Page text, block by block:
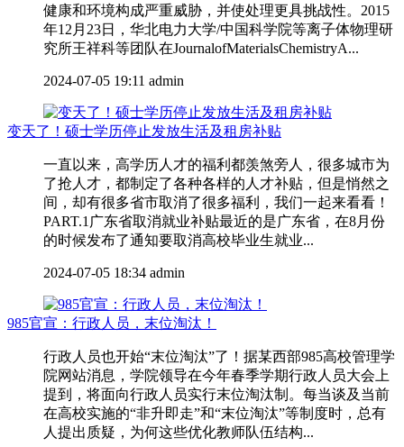
健康和环境构成严重威胁，并使处理更具挑战性。2015
年12月23日，华北电力大学/中国科学院等离子体物理研
究所王祥科等团队在JournalofMaterialsChemistryA...
2024-07-05 19:11 admin
变天了！硕士学历停止发放生活及租房补贴
一直以来，高学历人才的福利都羡煞旁人，很多城市为
了抢人才，都制定了各种各样的人才补贴，但是悄然之
间，却有很多省市取消了很多福利，我们一起来看看！
PART.1广东省取消就业补贴最近的是广东省，在8月份
的时候发布了通知要取消高校毕业生就业...
2024-07-05 18:34 admin
985官宣：行政人员，末位淘汰！
行政人员也开始“末位淘汰”了！据某西部985高校管理学
院网站消息，学院领导在今年春季学期行政人员大会上
提到，将面向行政人员实行末位淘汰制。每当谈及当前
在高校实施的“非升即走”和“末位淘汰”等制度时，总有
人提出质疑，为何这些优化教师队伍结构...